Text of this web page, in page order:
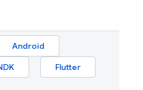
Android
Flutter